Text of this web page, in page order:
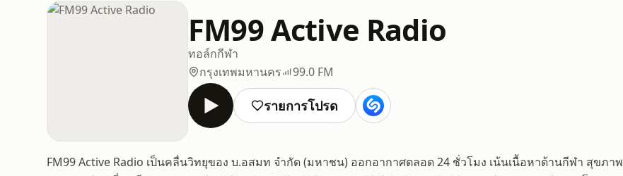
FM99 Active Radio
ทอล์กกีฬา
กรุงเทพมหานคร
99.0 FM
รายการโปรด
FM99 Active Radio เป็นคลื่นวิทยุของ บ.อสมท จำกัด (มหาชน) ออกอากาศตลอด 24 ชั่วโมง เน้นเนื้อหาด้านกีฬา สุขภาพ